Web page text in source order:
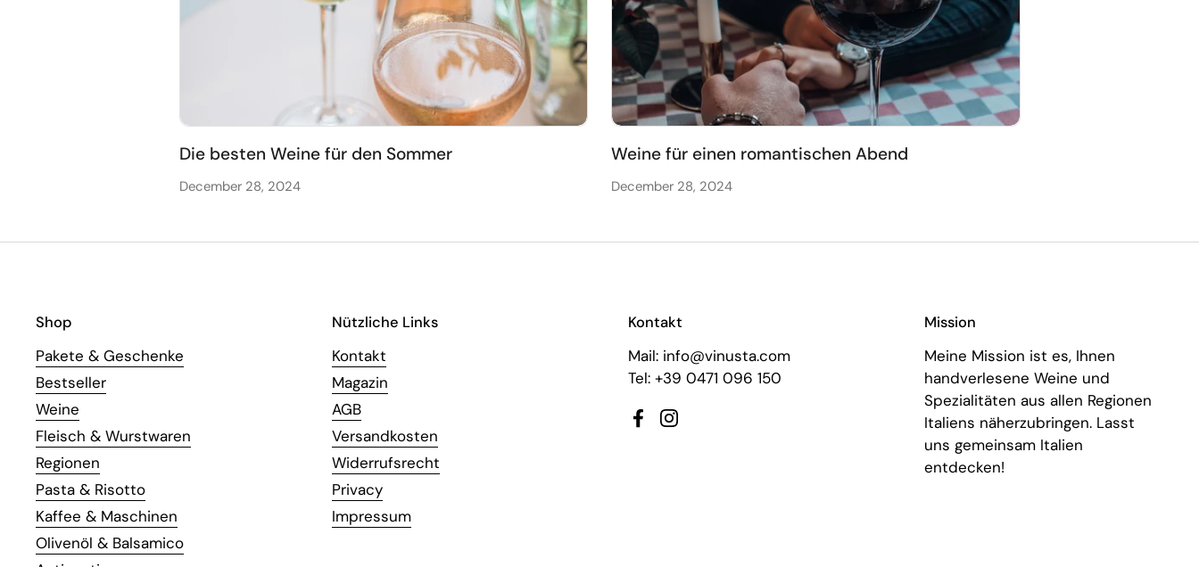
Die besten Weine für den Sommer
December 28, 2024
Weine für einen romantischen Abend
December 28, 2024
Shop
Pakete & Geschenke
Bestseller
Weine
Fleisch & Wurstwaren
Regionen
Pasta & Risotto
Kaffee & Maschinen
Olivenöl & Balsamico
Nützliche Links
Kontakt
Magazin
AGB
Versandkosten
Widerrufsrecht
Privacy
Impressum
Kontakt
Mail: info@vinusta.com
Tel: +39 0471 096 150
FacebookInstagram
Mission
Meine Mission ist es, Ihnen
handverlesene Weine und
Spezialitäten aus allen Regionen
Italiens näherzubringen. Lasst
uns gemeinsam Italien
entdecken!